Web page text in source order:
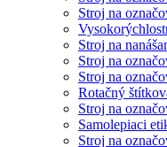
Stroj na
Stroj na
Stroj na
Stroj na
Rotačný
Stroj na
Samolepiaci
Stroj na